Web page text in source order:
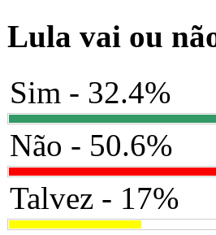
Lula vai ou
Sim - 32.4%
Não - 50.6%
Talvez - 17%